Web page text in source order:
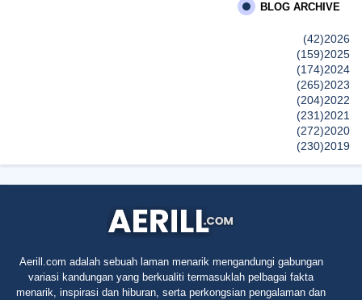
What to Read After Watching The Odyssey: Kobo’s Reading
إظهار الكل
BLOG ARCHIVE
2026
(42)
2025
(159)
2024
(174)
2023
(265)
2022
(204)
2021
(231)
2020
(272)
2019
(230)
(45)
Aerill.com adalah sebuah laman menarik mengandungi gabungan
variasi kandungan yang berkualiti termasuklah pelbagai fakta
menarik, inspirasi dan hiburan, serta perkongsian pengalaman dan